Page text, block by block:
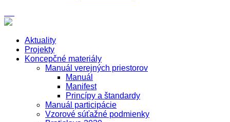
Aktuality
Projekty
Koncepčné materiály
Manuál verejných priestorov
Manuál
Manifest
Princípy a štandardy
Manuál participácie
Vzorové súťažné podmienky